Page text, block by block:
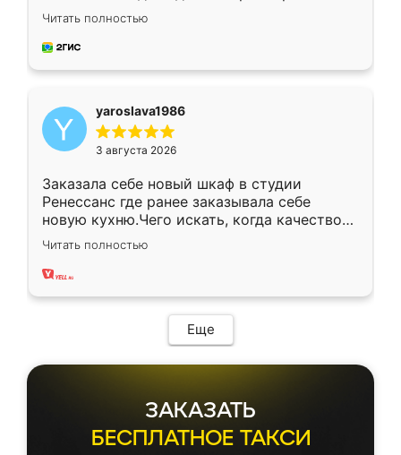
недели кухня была уже готова. Остались
довольны работой. Спасибо Ренессанс
мебель за качественную работу!
Читать полностью
yaroslava1986
3 августа 2026
Заказала себе новый шкаф в студии
Ренессанс где ранее заказывала себе
новую кухню.Чего искать, когда качеством
вполне довольна. Служит кухня уже почти
два года, нареканий нет.
Читать полностью
Еще
ЗАКАЗАТЬ
БЕСПЛАТНОЕ ТАКСИ